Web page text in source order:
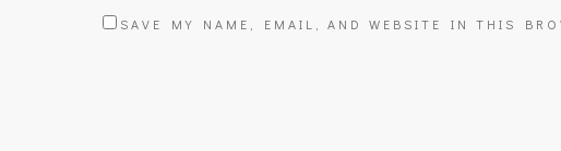
SAVE MY NAME, EMAIL, AND WEBSITE IN THIS